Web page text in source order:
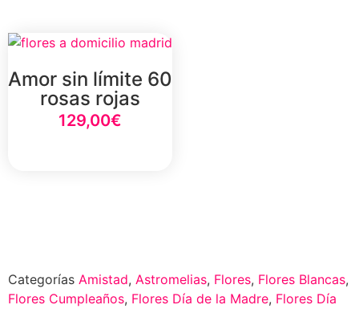
Amor sin límite 60
rosas rojas
129,00€
Categorías Amistad, Astromelias, Flores, Flores Blancas,
Flores Cumpleaños, Flores Día de la Madre, Flores Día